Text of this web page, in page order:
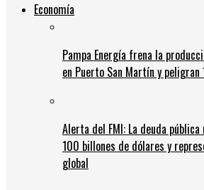
Economía
Pampa Energía frena la
en Puerto San Martín y
Alerta del FMI: La deuda
100 billones de dólares y
global